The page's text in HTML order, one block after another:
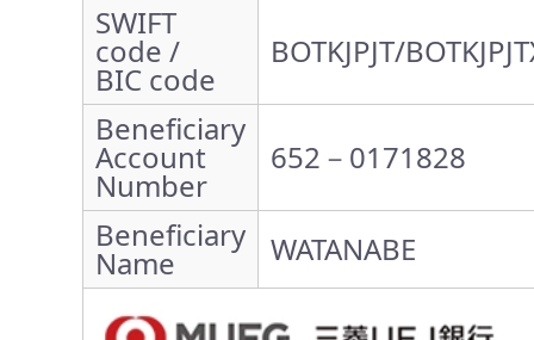
SWIFT
code /
BIC code
BOTKJPJT/
Beneficiary
Account
Number
652－0171828
Beneficiary
Name WATANABE